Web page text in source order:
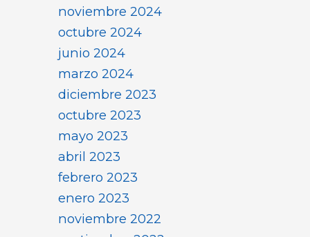
noviembre 2024
octubre 2024
junio 2024
marzo 2024
diciembre 2023
octubre 2023
mayo 2023
abril 2023
febrero 2023
enero 2023
noviembre 2022